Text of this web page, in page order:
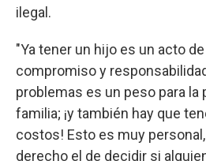
ilegal.
"Ya tener un hijo es un acto
compromiso y
problemas es un peso para la
familia; ¡y también hay que
costos! Esto es muy
derecho el de decidir si